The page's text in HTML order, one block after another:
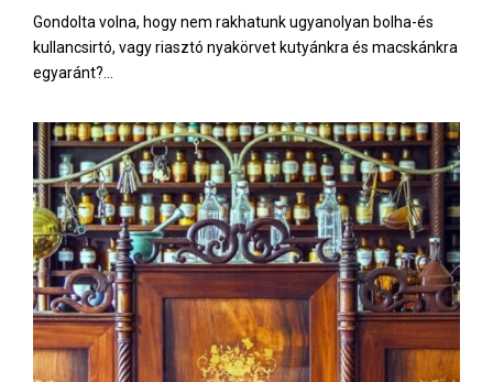
Gondolta volna, hogy nem rakhatunk ugyanolyan bolha-és
kullancsirtó, vagy riasztó nyakörvet kutyánkra és macskánkra
egyaránt?...